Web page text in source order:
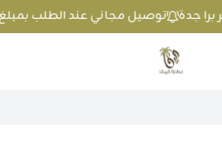
توصيل مجاني عند الطلب بمبلغ 100 ريال واكثر داخل جدة و 200 ريال واكثر برا جدة
متجر عطارة فيفا